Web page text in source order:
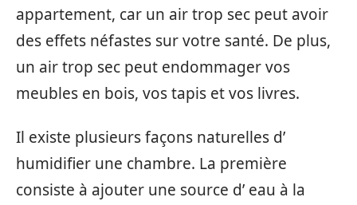
appartement, car un air trop sec peut avoir
des effets néfastes sur votre santé. De plus,
un air trop sec peut endommager vos
meubles en bois, vos tapis et vos livres.
Il existe plusieurs façons naturelles d’
humidifier une chambre. La première
consiste à ajouter une source d’ eau à la